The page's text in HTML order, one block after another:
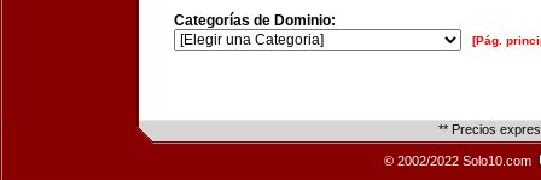
Categorías de Dominio:
[Pág.
** Precios
© 2002/2022 Solo10.com